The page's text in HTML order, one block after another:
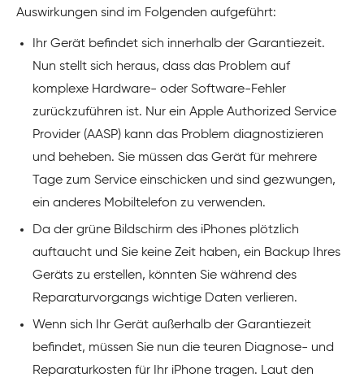
Auswirkungen sind im Folgenden aufgeführt:
Ihr Gerät befindet sich innerhalb der Garantiezeit.
Nun stellt sich heraus, dass das Problem auf
komplexe Hardware- oder Software-Fehler
zurückzuführen ist. Nur ein Apple Authorized Service
Provider (AASP) kann das Problem diagnostizieren
und beheben. Sie müssen das Gerät für mehrere
Tage zum Service einschicken und sind gezwungen,
ein anderes Mobiltelefon zu verwenden.
Da der grüne Bildschirm des iPhones plötzlich
auftaucht und Sie keine Zeit haben, ein Backup Ihres
Geräts zu erstellen, könnten Sie während des
Reparaturvorgangs wichtige Daten verlieren.
Wenn sich Ihr Gerät außerhalb der Garantiezeit
befindet, müssen Sie nun die teuren Diagnose- und
Reparaturkosten für Ihr iPhone tragen. Laut den